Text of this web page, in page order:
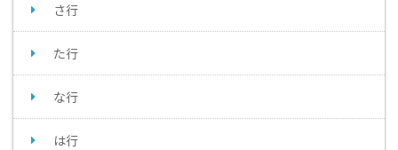
さ行
た行
な行
は行